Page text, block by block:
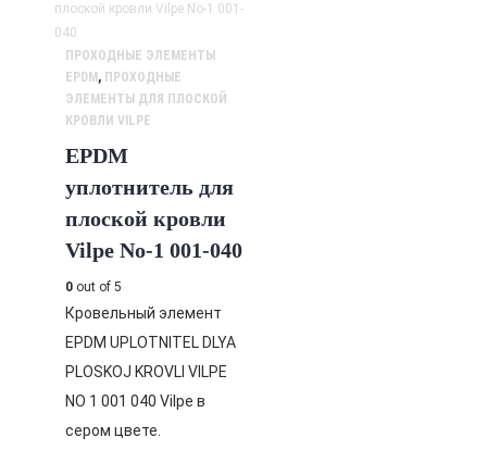
ПРОХОДНЫЕ ЭЛЕМЕНТЫ
EPDM , ПРОХОДНЫЕ
ЭЛЕМЕНТЫ ДЛЯ ПЛОСКОЙ
КРОВЛИ VILPE
EPDM
уплотнитель для
плоской кровли
Vilpe No-1 001-040
0 out of 5
Кровельный элемент
EPDM UPLOTNITEL DLYA
PLOSKOJ KROVLI VILPE
NO 1 001 040 Vilpe в
сером цвете.